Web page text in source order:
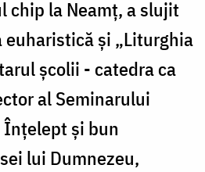
chip la Neamț, a slujit
euharistică și „Liturghia
școlii - catedra ca
al Seminarului
Înțelept și bun
lui Dumnezeu,